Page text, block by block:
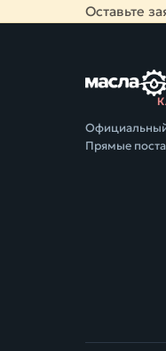
Оставьте
Официальный
Прямые